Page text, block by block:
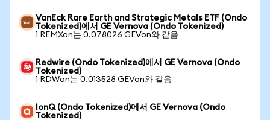
VanEck Rare Earth and Strategic Metals ETF (Ondo
Tokenized)에서 GE Vernova (Ondo Tokenized)
1 REMXon는 0.078026 GEVon와 같음
Redwire (Ondo Tokenized)에서 GE Vernova (Ondo
Tokenized)
1 RDWon는 0.013528 GEVon와 같음
IonQ (Ondo Tokenized)에서 GE Vernova (Ondo
Tokenized)